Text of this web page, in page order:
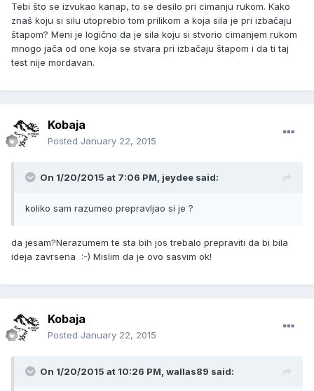
Tebi što se izvukao kanap, to se desilo pri cimanju rukom. Kako
znaš koju si silu utoprebio tom prilikom a koja sila je pri izbačaju
štapom? Meni je logično da je sila koju si stvorio cimanjem rukom
mnogo jača od one koja se stvara pri izbačaju štapom i da ti taj
test nije mordavan.
Kobaja
Posted January 22, 2015
On 1/20/2015 at 7:06 PM, jeydee said:
koliko sam razumeo prepravljao si je ?
da jesam?Nerazumem te sta bih jos trebalo prepraviti da bi bila
ideja zavrsena :-) Mislim da je ovo sasvim ok!
Kobaja
Posted January 22, 2015
On 1/20/2015 at 10:26 PM, wallas89 said: